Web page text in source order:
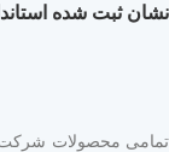
نشان ثبت شده
تمامی محصولات شرکت